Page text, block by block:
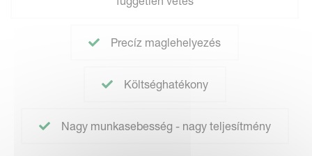
Precíz maglehelyezés
Költséghatékony
Nagy munkasebesség - nagy teljesítmény